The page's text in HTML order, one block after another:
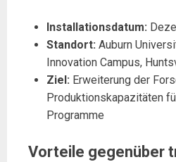
Installationsdatum:
Standort: Auburn
Innovation Campus,
Ziel: Erweiterung der
Produktionskapazitäten
Programme
Vorteile gegenüber